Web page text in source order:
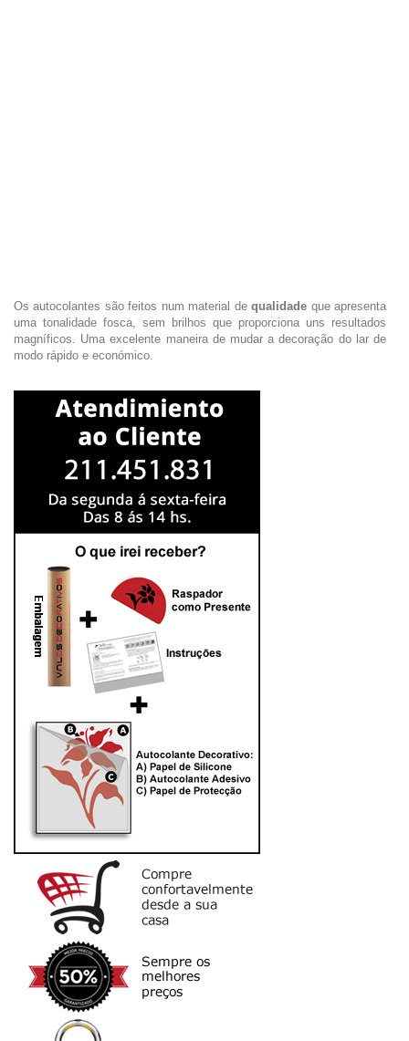
Os autocolantes são feitos num material dequalidade que apresenta
uma tonalidade fosca, sem brilhos que proporciona uns resultados
magníficos. Uma excelente maneira de mudar a decoração do lar de
modo rápido e económico.